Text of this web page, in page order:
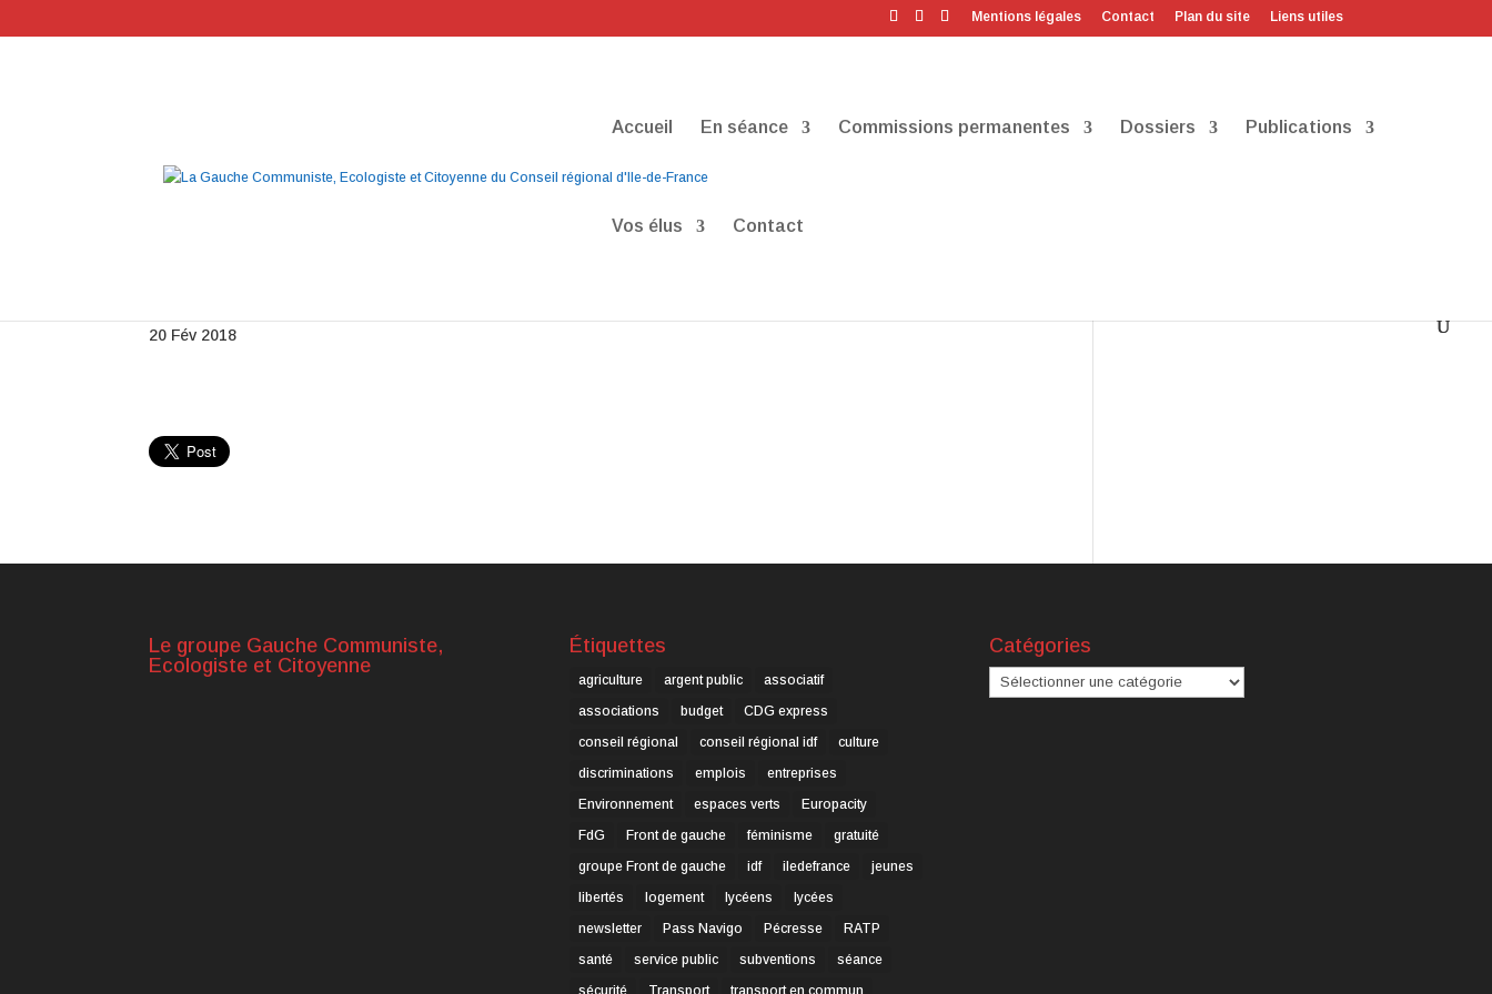
Mentions légales Contact Plan du site Liens utiles
Accueil En séance Commissions permanentes Dossiers Publications
Vos élus Contact
20 Fév 2018
Le groupe Gauche Communiste,
Ecologiste et Citoyenne
Étiquettes
agriculture argent public
associatif
associations
budget
CDG express
conseil régional
conseil régional idf
culture
discriminations
emplois
entreprises
Environnement
espaces verts
Europacity
FdG
Front de gauche féminisme
gratuité
groupe Front de gauche
idf iledefrance
jeunes
libertés
logement lycéens
lycées
newsletter
Pass Navigo Pécresse
RATP
santé
service public subventions
séance
sécurité
Transport transport en commun
Catégories
Catégories